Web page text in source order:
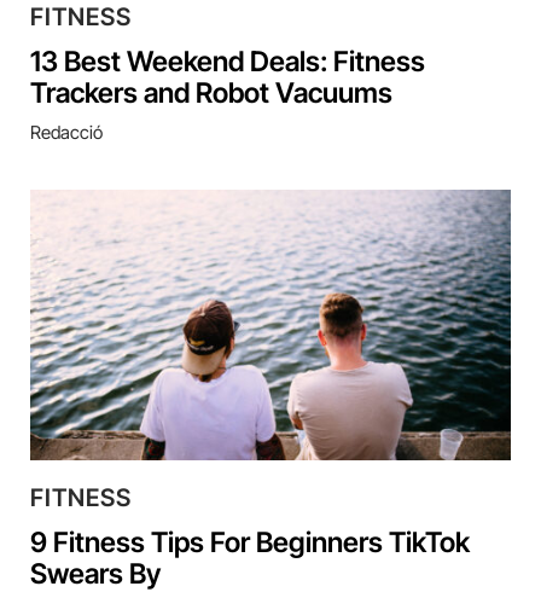
FITNESS
13 Best Weekend Deals: Fitness
Trackers and Robot Vacuums
Redacció
FITNESS
9 Fitness Tips For Beginners TikTok
Swears By